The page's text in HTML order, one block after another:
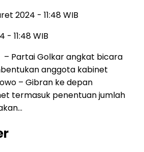
2024 - 11:48 WIB
- 11:48 WIB
– Partai Golkar angkat bicara
anggota kabinet
– Gibran ke depan
termasuk penentuan jumlah